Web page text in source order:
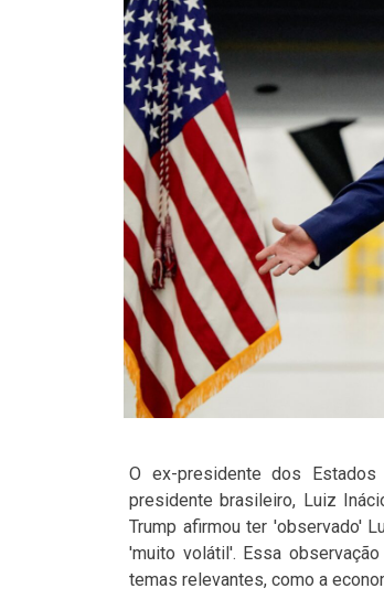
O ex-presidente dos
presidente brasileiro, Luiz
Trump afirmou ter 'observado'
'muito volátil'. Essa
temas relevantes, como a